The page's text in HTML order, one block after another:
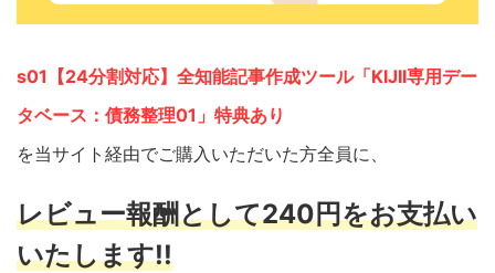
s01【24分割対応】全知能記事作成ツール「KIJII専用デー
タベース：債務整理01」特典あり
を当サイト経由でご購入いただいた方全員に、
レビュー報酬として240円をお支払い
いたします!!